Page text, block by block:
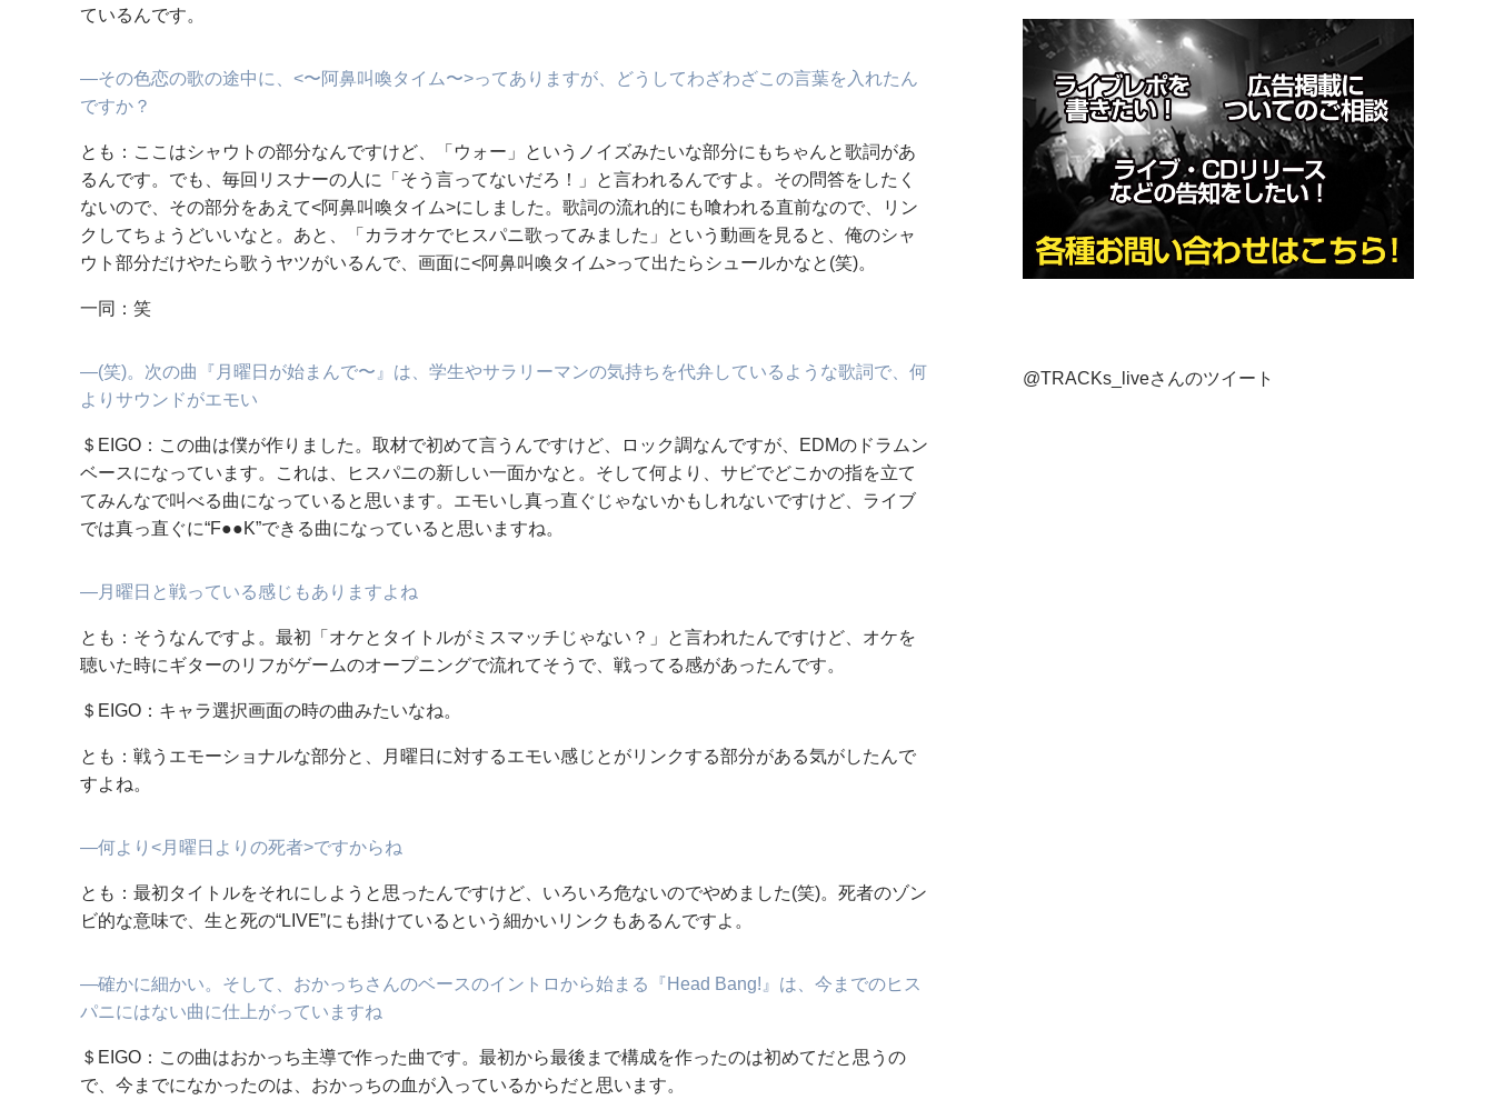
ているんです。
―その色恋の歌の途中に、<〜阿鼻叫喚タイム〜>ってありますが、どうしてわざわざこの言葉を入れたん
ですか？
とも：ここはシャウトの部分なんですけど、「ウォー」というノイズみたいな部分にもちゃんと歌詞があ
るんです。でも、毎回リスナーの人に「そう言ってないだろ！」と言われるんですよ。その問答をしたく
ないので、その部分をあえて<阿鼻叫喚タイム>にしました。歌詞の流れ的にも喰われる直前なので、リン
クしてちょうどいいなと。あと、「カラオケでヒスパニ歌ってみました」という動画を見ると、俺のシャ
ウト部分だけやたら歌うヤツがいるんで、画面に<阿鼻叫喚タイム>って出たらシュールかなと(笑)。
一同：笑
―(笑)。次の曲『月曜日が始まんで〜』は、学生やサラリーマンの気持ちを代弁しているような歌詞で、何
よりサウンドがエモい
＄EIGO：この曲は僕が作りました。取材で初めて言うんですけど、ロック調なんですが、EDMのドラムン
ベースになっています。これは、ヒスパニの新しい一面かなと。そして何より、サビでどこかの指を立て
てみんなで叫べる曲になっていると思います。エモいし真っ直ぐじゃないかもしれないですけど、ライブ
では真っ直ぐに“F●●K”できる曲になっていると思いますね。
―月曜日と戦っている感じもありますよね
とも：そうなんですよ。最初「オケとタイトルがミスマッチじゃない？」と言われたんですけど、オケを
聴いた時にギターのリフがゲームのオープニングで流れてそうで、戦ってる感があったんです。
＄EIGO：キャラ選択画面の時の曲みたいなね。
とも：戦うエモーショナルな部分と、月曜日に対するエモい感じとがリンクする部分がある気がしたんで
すよね。
―何より<月曜日よりの死者>ですからね
とも：最初タイトルをそれにしようと思ったんですけど、いろいろ危ないのでやめました(笑)。死者のゾン
ビ的な意味で、生と死の“LIVE”にも掛けているという細かいリンクもあるんですよ。
―確かに細かい。そして、おかっちさんのベースのイントロから始まる『Head Bang!』は、今までのヒス
パニにはない曲に仕上がっていますね
＄EIGO：この曲はおかっち主導で作った曲です。最初から最後まで構成を作ったのは初めてだと思うの
で、今までになかったのは、おかっちの血が入っているからだと思います。
@TRACKs_liveさんのツイート